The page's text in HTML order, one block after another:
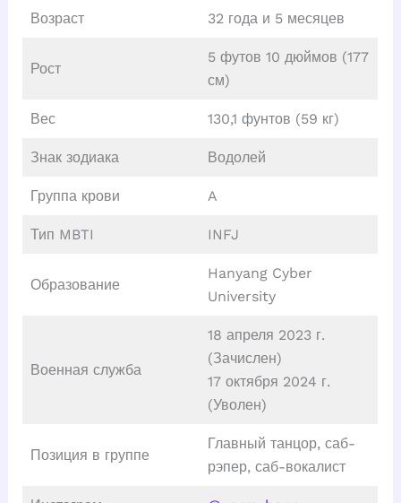
Возраст 32 года и 5 месяцев
Рост
5 футов 10 дюймов (177
см)
Вес 130,1 фунтов (59 кг)
Знак зодиака Водолей
Группа крови A
Тип MBTI INFJ
Образование
Hanyang Cyber ​​
University
Военная служба
18 апреля 2023 г.
(Зачислен)
17 октября 2024 г.
(Уволен)
Позиция в группе
Главный танцор, саб-
рэпер, саб-вокалист